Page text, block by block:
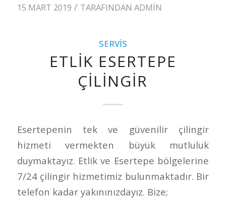
15 MART 2019 / TARAFINDAN ADMIN
SERVIS
ETLIK ESERTEPE
ÇILINGIR
Esertepenin tek ve güvenilir çilingir
hizmeti vermekten büyük mutluluk
duymaktayız. Etlik ve Esertepe bölgelerine
7/24 çilingir hizmetimiz bulunmaktadır. Bir
telefon kadar yakınınızdayız. Bize;